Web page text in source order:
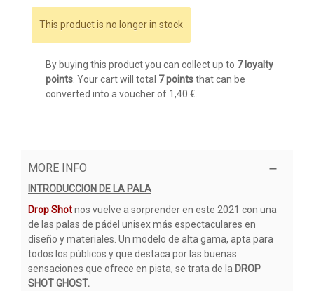
This product is no longer in stock
By buying this product you can collect up to 7loyalty
points . Your cart will total 7pointsthat can be
converted into a voucher of 1,40 €
MORE INFO
INTRODUCCION DE LA PALA
Drop Shotnos vuelve a sorprender en este 2021 con una
de las palas de pádel unisex más espectaculares en
diseño y materiales. Un modelo de alta gama, apta para
todos los públicos y que destaca por las buenas
sensaciones que ofrece en pista, se trata de la DROP
SHOT GHOST.